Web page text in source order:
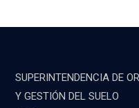
SUPERINTENDENCIA DE
Y GESTIÓN DEL SUELO